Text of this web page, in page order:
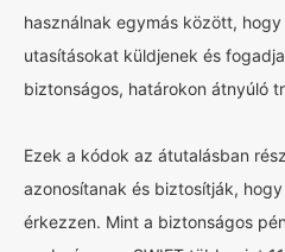
használnak egymás között,
utasításokat küldjenek és
biztonságos, határokon átnyúló
Ezek a kódok az átutalásban
azonosítanak és biztosítják,
érkezzen. Mint a biztonságos